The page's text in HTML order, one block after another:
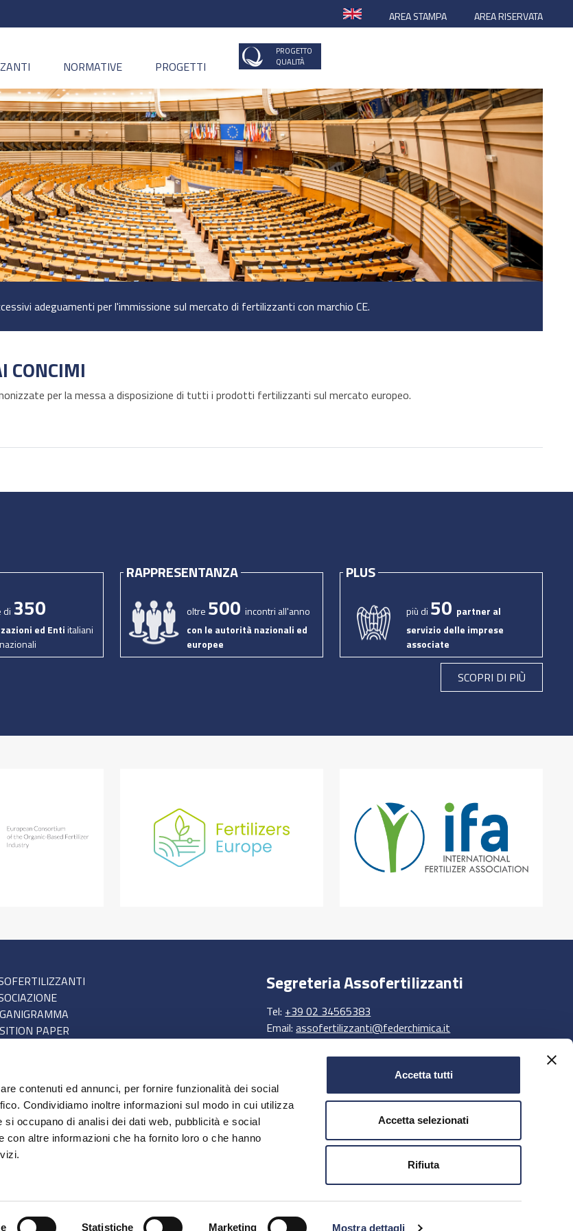
contenuti ed annunci, per fornire funzionalità dei social
Condividiamo inoltre informazioni sul modo in cui utilizza
occupano di analisi dei dati web, pubblicità e social
con altre informazioni che ha fornito loro o che hanno
Statistiche Marketing Mostra dettagli
Accetta tutti
Accetta selezionati
Rifiuta
AREA STAMPA AREA RISERVATA
NORMATIVE PROGETTI
PROGETTO
QUALITÀ
adeguamenti per l'immissione sul mercato di fertilizzanti con marchio CE.
CONCIMI
per la messa a disposizione di tutti i prodotti fertilizzanti sul mercato europeo.
di 350
ed Entiitaliani
RAPPRESENTANZA
oltre 500 incontri all'anno
con le autorità nazionali ed
europee
PLUS
più di 50 partner al
servizio delle imprese
associate
SCOPRI DI PIÙ
PAPER
Segreteria Assofertilizzanti
Tel: +39 02 34565383
Email:assofertilizzanti@federchimica.it
del sito Legal e Privacy Area riservata